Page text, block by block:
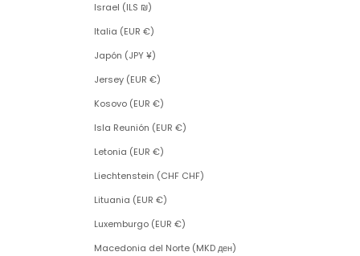
Israel (ILS ₪)
Italia (EUR €)
Japón (JPY ¥)
Jersey (EUR €)
Kosovo (EUR €)
Isla Reunión (EUR €)
Letonia (EUR €)
Liechtenstein (CHF CHF)
Lituania (EUR €)
Luxemburgo (EUR €)
Macedonia del Norte (MKD ден)